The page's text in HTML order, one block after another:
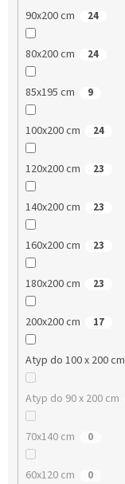
90x200 cm 24
80x200 cm 24
85x195 cm 9
100x200 cm 24
120x200 cm 23
140x200 cm 23
160x200 cm 23
180x200 cm 23
200x200 cm 17
Atyp do 100 x 200 cm
Atyp do 90 x 200 cm
70x140 cm 0
60x120 cm 0